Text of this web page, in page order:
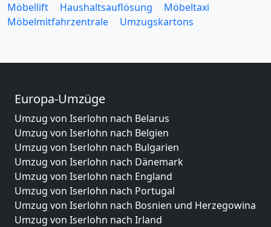
Möbellift
Haushaltsauflösung
Möbeltaxi
Möbelmitfahrzentrale
Umzugskartons
Europa-Umzüge
Umzug von Iserlohn nach Belarus
Umzug von Iserlohn nach Belgien
Umzug von Iserlohn nach Bulgarien
Umzug von Iserlohn nach Dänemark
Umzug von Iserlohn nach England
Umzug von Iserlohn nach Portugal
Umzug von Iserlohn nach Bosnien und Herzegowina
Umzug von Iserlohn nach Irland